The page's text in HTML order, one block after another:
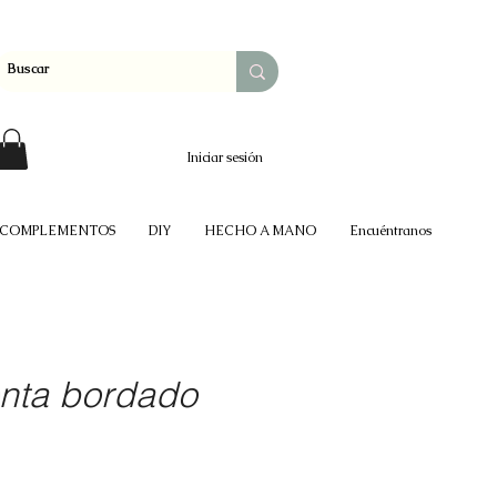
Iniciar sesión
COMPLEMENTOS DIY HECHO A MANO Encuéntranos
bordado